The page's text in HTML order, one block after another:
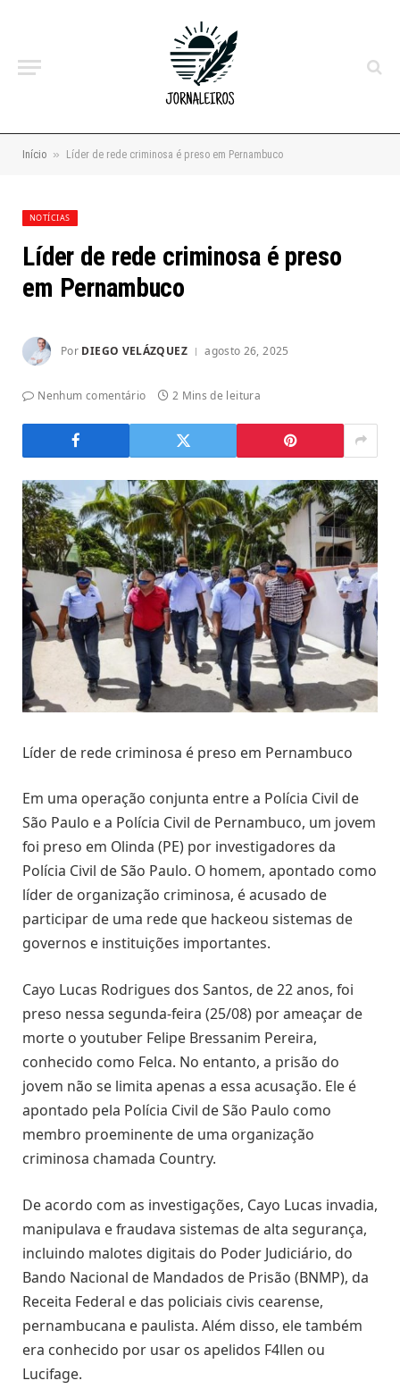
Início » Líder de rede criminosa é preso em Pernambuco
NOTÍCIAS
Líder de rede criminosa é preso
em Pernambuco
Por DIEGO VELÁZQUEZ agosto 26, 2025
Nenhum comentário 2 Mins de leitura
Líder de rede criminosa é preso em Pernambuco
Em uma operação conjunta entre a Polícia Civil de
São Paulo e a Polícia Civil de Pernambuco, um jovem
foi preso em Olinda (PE) por investigadores da
Polícia Civil de São Paulo. O homem, apontado como
líder de organização criminosa, é acusado de
participar de uma rede que hackeou sistemas de
governos e instituições importantes.
Cayo Lucas Rodrigues dos Santos, de 22 anos, foi
preso nessa segunda-feira (25/08) por ameaçar de
morte o youtuber Felipe Bressanim Pereira,
conhecido como Felca. No entanto, a prisão do
jovem não se limita apenas a essa acusação. Ele é
apontado pela Polícia Civil de São Paulo como
membro proeminente de uma organização
criminosa chamada Country.
De acordo com as investigações, Cayo Lucas invadia,
manipulava e fraudava sistemas de alta segurança,
incluindo malotes digitais do Poder Judiciário, do
Bando Nacional de Mandados de Prisão (BNMP), da
Receita Federal e das policiais civis cearense,
pernambucana e paulista. Além disso, ele também
era conhecido por usar os apelidos F4llen ou
Lucifage.